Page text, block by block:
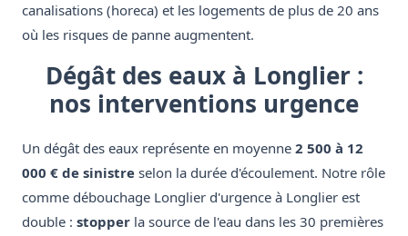
canalisations (horeca) et les logements de plus de 20 ans
où les risques de panne augmentent.
Dégât des eaux à Longlier :
nos interventions urgence
Un dégât des eaux représente en moyenne 2 500 à 12
000 € de sinistre selon la durée d'écoulement. Notre rôle
comme débouchage Longlier d'urgence à Longlier est
double : stopper la source de l'eau dans les 30 premières